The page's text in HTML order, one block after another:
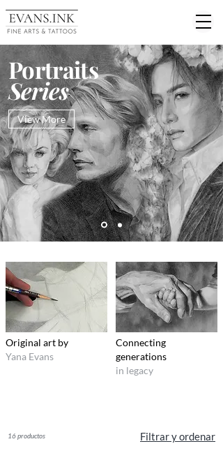
Portraits
Series
View More
Original art by
Yana Evans
Connecting
generations
in legacy
16 productos Filtrar y ordenar